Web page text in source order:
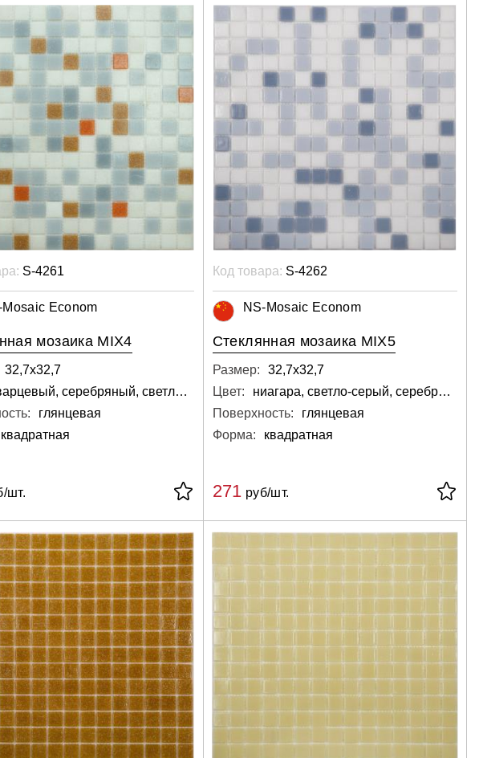
S-4261
Mosaic Econom
мозаика MIX4
32,7х32,7
кварцевый, серебряный, светло-серый
глянцевая
квадратная
шт.
Код товара: S-4262
NS-Mosaic Econom
Стеклянная мозаика MIX5
Размер:
32,7х32,7
Цвет:
ниагара, светло-серый, серебряный, белый
Поверхность:
глянцевая
Форма:
квадратная
271 руб/шт.